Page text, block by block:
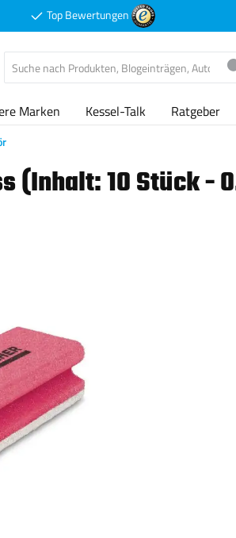
Top Bewertungen
Marken Kessel-Talk Ratgeber
(Inhalt: 10 Stück -